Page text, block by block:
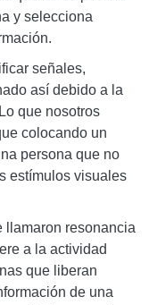
y selecciona
señales,
así debido a la
que nosotros
colocando un
persona que no
estímulos visuales
llamaron resonancia
a la actividad
que liberan
de una